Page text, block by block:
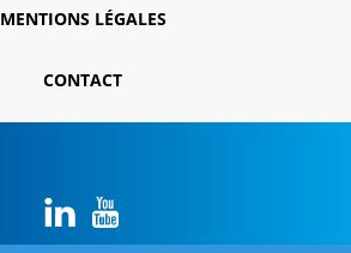
MENTIONS LÉGALES
CONTACT